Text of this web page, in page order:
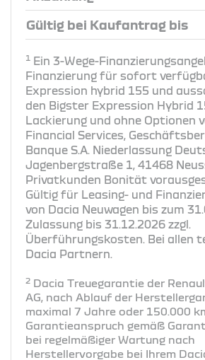
Gültig bei Kaufantrag bis
1 Ein 3-Wege-
Finanzierung für sofort
Expression hybrid 155 und
den Bigster Expression Hybrid
Lackierung und ohne Optionen
Financial Services,
Banque S.A. Niederlassung
Jagenbergstraße 1, 41468
Privatkunden Bonität
Gültig für Leasing- und
von Dacia Neuwagen bis zum
Zulassung bis 31.12.2026 zzgl.
Überführungskosten. Bei allen
Dacia Partnern.
2 Dacia Treuegarantie der
AG, nach Ablauf der
maximal 7 Jahre oder 150.000
Garantieanspruch gemäß
bei regelmäßiger Wartung nach
Herstellervorgabe bei Ihrem